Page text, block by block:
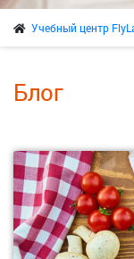
Учебный центр
Блог